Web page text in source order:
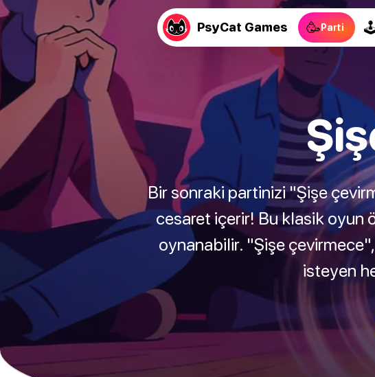
PsyCat Games 🥳Parti
Bir sonraki partinizi "Şişe
cesaret içerir! Bu klasik oyun
oynanabilir. "Şişe
isteyen